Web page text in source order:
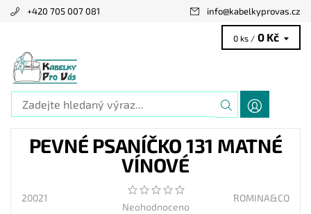
+420 705 007 081 info@kabelkyprovas.cz
0 ks / 0 Kč
PEVNÉ PSANÍČKO 131 MATNÉ
VÍNOVÉ
20021
Neohodnoceno
ROMINA&CO